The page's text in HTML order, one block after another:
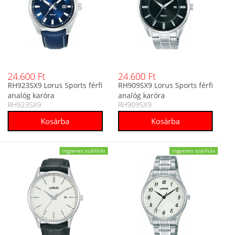
24.600 Ft
RH923SX9 Lorus Sports férfi
analóg karóra
RH923SX9
24.600 Ft
RH909SX9 Lorus Sports férfi
analóg karóra
RH909SX9
ingyenes szállítás ingyenes szállítás